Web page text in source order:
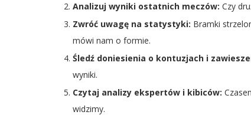
Analizuj wyniki ostatnich meczów: Czy
Zwróć uwagę na statystyki: Bramki
mówi nam o formie.
Śledź doniesienia o kontuzjach i
wyniki.
Czytaj analizy ekspertów i kibiców:
widzimy.